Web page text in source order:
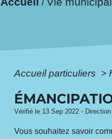
/
Accueil particuliers >
Vérifié le 13 Sep 2022 -
Vous souhaitez savoir